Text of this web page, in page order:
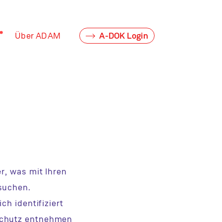
A-DOK Login
Über ADAM
was mit Ihren
identifiziert
entnehmen